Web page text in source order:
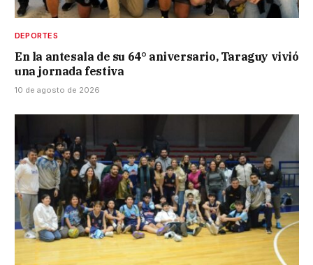
DEPORTES
En la antesala de su 64° aniversario, Taraguy vivió
una jornada festiva
10 de agosto de 2026